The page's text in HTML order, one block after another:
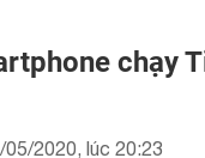
chạy
2020, lúc 20:23